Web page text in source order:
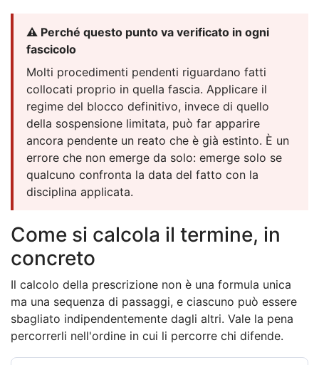
⚠️ Perché questo punto va verificato in ogni
fascicolo
Molti procedimenti pendenti riguardano fatti
collocati proprio in quella fascia. Applicare il
regime del blocco definitivo, invece di quello
della sospensione limitata, può far apparire
ancora pendente un reato che è già estinto. È un
errore che non emerge da solo: emerge solo se
qualcuno confronta la data del fatto con la
disciplina applicata.
Come si calcola il termine, in
concreto
Il calcolo della prescrizione non è una formula unica
ma una sequenza di passaggi, e ciascuno può essere
sbagliato indipendentemente dagli altri. Vale la pena
percorrerli nell'ordine in cui li percorre chi difende.